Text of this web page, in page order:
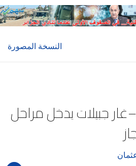
النسخة المصورة
جبيلات يدخل مراحل